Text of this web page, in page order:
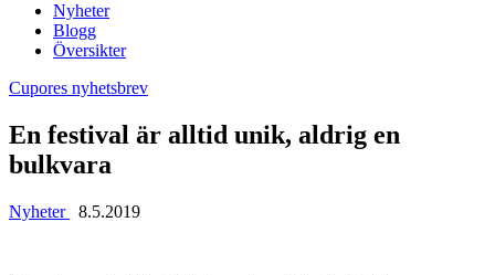
Nyheter
Blogg
Översikter
Cupores nyhetsbrev
En festival är alltid unik, aldrig en
bulkvara
Nyheter 8.5.2019